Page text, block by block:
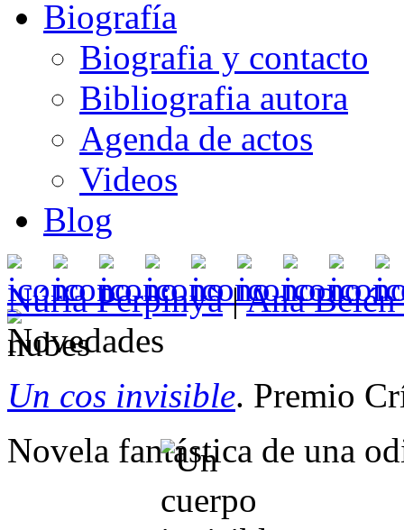
Biografía
Biografia y contacto
Bibliografia autora
Agenda de actos
Videos
Blog
Núria Perpinyà|Ana
Novedades
Un cos invisible. Premio
Novela fantástica de una